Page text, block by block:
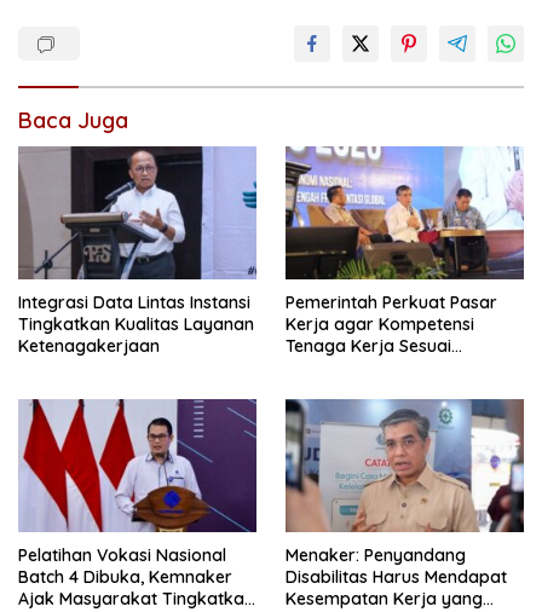
Baca Juga
Integrasi Data Lintas Instansi
Tingkatkan Kualitas Layanan
Ketenagakerjaan
Pemerintah Perkuat Pasar
Kerja agar Kompetensi
Tenaga Kerja Sesuai
Pelatihan Vokasi Nasional
Batch 4 Dibuka, Kemnaker
Ajak Masyarakat Tingkatkan
Menaker: Penyandang
Disabilitas Harus Mendapat
Kesempatan Kerja yang